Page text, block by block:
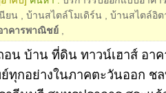
ยน
บ้านสไตล์โมเดิร์น
บ้านสไตล์อิต
าคารพาณิชย์
อน บ้าน ที่ดิน ทาวน์เฮาส์ อา
ทุกอย่างในภาคตะวันออก ชล